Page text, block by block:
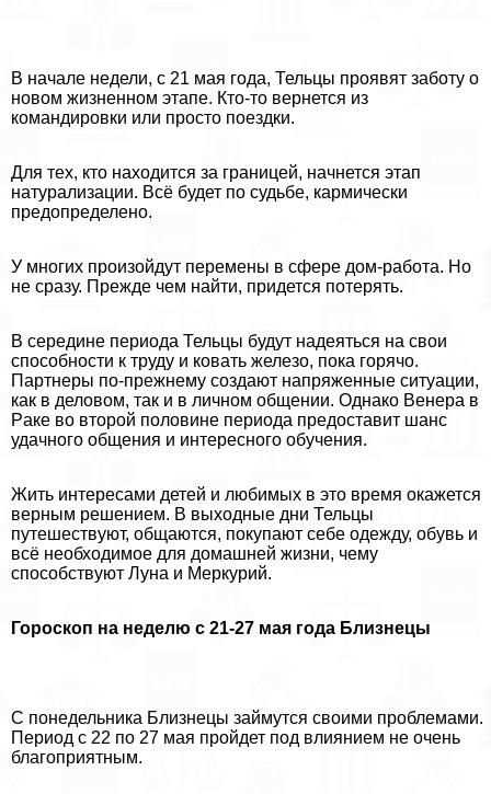
В начале недели, с 21 мая года, Тельцы проявят заботу о
новом жизненном этапе. Кто-то вернется из
комaндировки или просто поездки.
Для тех, кто находится за границей, начнется этап
натурализации. Всё будет по судьбе, кармически
предопределено.
У многих произойдут перемены в сфере дом-работа. Но
не сразу. Прежде чем найти, придется потерять.
В середине периода Тельцы будут надеяться на свои
способности к труду и ковать железо, пока горячо.
Партнеры по-прежнему создают напряженные ситуации,
как в деловом, так и в личном общении. Однако Венера в
Paке во второй половине периода предоставит шанс
удачного общения и интересного обучения.
Жить интересами детей и любимых в это время окажется
верным решением. В выходные дни Тельцы
путешествуют, общаются, покупают себе одежду, обувь и
всё необходимое для домашней жизни, чему
способствуют Луна и Меркурий.
Гороскоп на неделю с 21-27 мая года Близнецы
С понедельника Близнецы займутся своими проблемами.
Период с 22 по 27 мая пройдет под влиянием не очень
благоприятным.